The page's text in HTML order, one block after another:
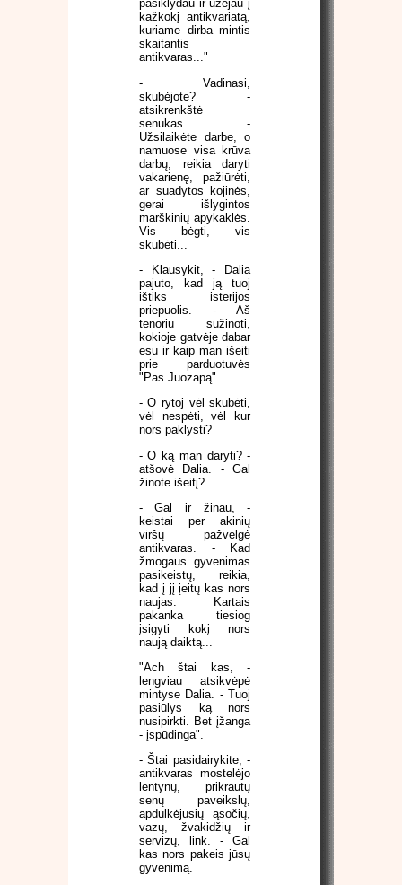
pasiklydau ir užėjau į
kažkokį antikvariatą,
kuriame dirba mintis
skaitantis
antikvaras..."
- Vadinasi,
skubėjote? -
atsikrenkštė
senukas. -
Užsilaikėte darbe, o
namuose visa krūva
darbų, reikia daryti
vakarienę, pažiūrėti,
ar suadytos kojinės,
gerai išlygintos
marškinių apykaklės.
Vis bėgti, vis
skubėti...
- Klausykit, - Dalia
pajuto, kad ją tuoj
ištiks isterijos
priepuolis. - Aš
tenoriu sužinoti,
kokioje gatvėje dabar
esu ir kaip man išeiti
prie parduotuvės
"Pas Juozapą".
- O rytoj vėl skubėti,
vėl nespėti, vėl kur
nors paklysti?
- O ką man daryti? -
atšovė Dalia. - Gal
žinote išeitį?
- Gal ir žinau, -
keistai per akinių
viršų pažvelgė
antikvaras. - Kad
žmogaus gyvenimas
pasikeistų, reikia,
kad į jį įeitų kas nors
naujas. Kartais
pakanka tiesiog
įsigyti kokį nors
naują daiktą...
"Ach štai kas, -
lengviau atsikvėpė
mintyse Dalia. - Tuoj
pasiūlys ką nors
nusipirkti. Bet įžanga
- įspūdinga".
- Štai pasidairykite, -
antikvaras mostelėjo
lentynų, prikrautų
senų paveikslų,
apdulkėjusių ąsočių,
vazų, žvakidžių ir
servizų, link. - Gal
kas nors pakeis jūsų
gyvenimą.